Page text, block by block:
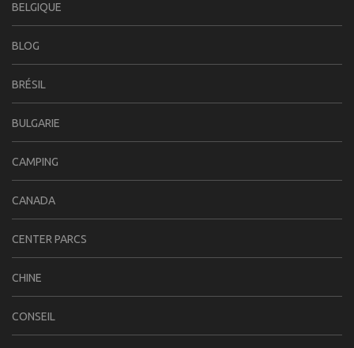
BELGIQUE
BLOG
BRÉSIL
BULGARIE
CAMPING
CANADA
CENTER PARCS
CHINE
CONSEIL